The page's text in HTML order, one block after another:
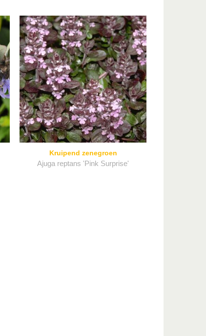
Kruipend zenegroen
Ajuga reptans 'Pink Surprise'